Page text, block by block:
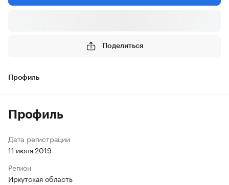
Поделиться
Профиль
Профиль
Дата регистрации
11 июля 2019
Регион
Иркутская область